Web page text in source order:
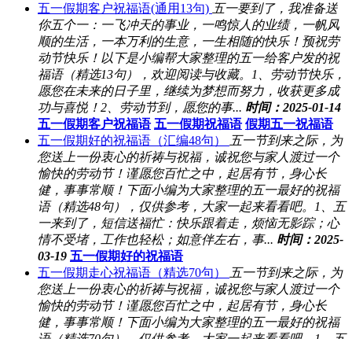
五一假期客户祝福语(通用13句) 五一要到了，我准备送
你五个一：一飞冲天的事业，一鸣惊人的业绩，一帆风
顺的生活，一本万利的生意，一生相随的快乐！预祝劳
动节快乐！以下是小编帮大家整理的五一给客户发的祝
福语（精选13句），欢迎阅读与收藏。1、劳动节快乐，
愿您在未来的日子里，继续为梦想而努力，收获更多成
功与喜悦！2、劳动节到，愿您的事... 时间：2025-01-14
五一假期客户祝福语 五一假期祝福语 假期五一祝福语
五一假期好的祝福语（汇编48句）
五一节到来之际，为
您送上一份衷心的祈祷与祝福，诚祝您与家人渡过一个
愉快的劳动节！谨愿您百忙之中，起居有节，身心长
健，事事常顺！下面小编为大家整理的五一最好的祝福
语（精选48句），仅供参考，大家一起来看看吧。1、五
一来到了，短信送福忙：快乐跟着走，烦恼无影踪；心
情不受堵，工作也轻松；如意伴左右，事... 时间：2025-
03-19 五一假期好的祝福语
五一假期走心祝福语（精选70句）
五一节到来之际，为
您送上一份衷心的祈祷与祝福，诚祝您与家人渡过一个
愉快的劳动节！谨愿您百忙之中，起居有节，身心长
健，事事常顺！下面小编为大家整理的五一最好的祝福